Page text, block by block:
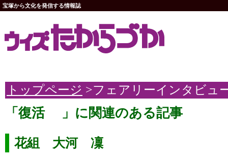
宝塚から文化を発信する情報誌
トップページ >フェアリーインタビュ
「復活 」に関連のある記事
花組 大河 凜